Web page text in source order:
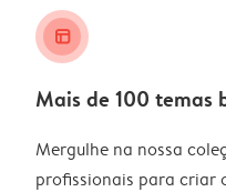
layout_alt
Mais de 100 temas
Mergulhe na nossa
profissionais para criar